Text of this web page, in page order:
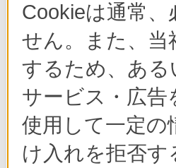
Cookieは通常
せん。また、当
するため、あ
サービス・広告
使用して一定の
け入れを拒否